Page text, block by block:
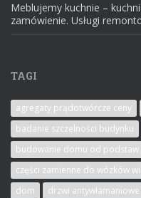
Meblujemy kuchnie –
zamówienie. Usługi
TAGI
agregaty prądotwórcze ceny
badanie szczelności budynku
budowanie domu od podstaw
części zamienne do wózków
dom
drzwi